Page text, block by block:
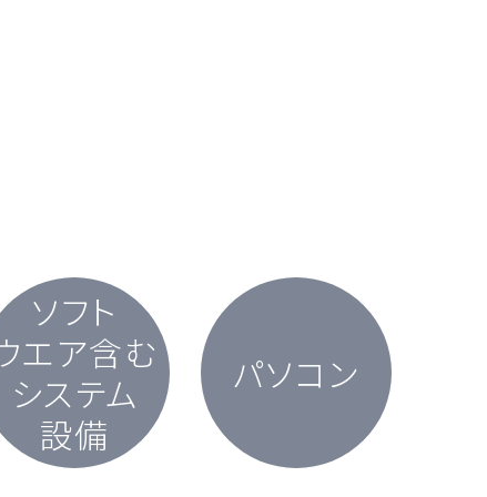
ソフト
エア含む
システム
設備
パソコン